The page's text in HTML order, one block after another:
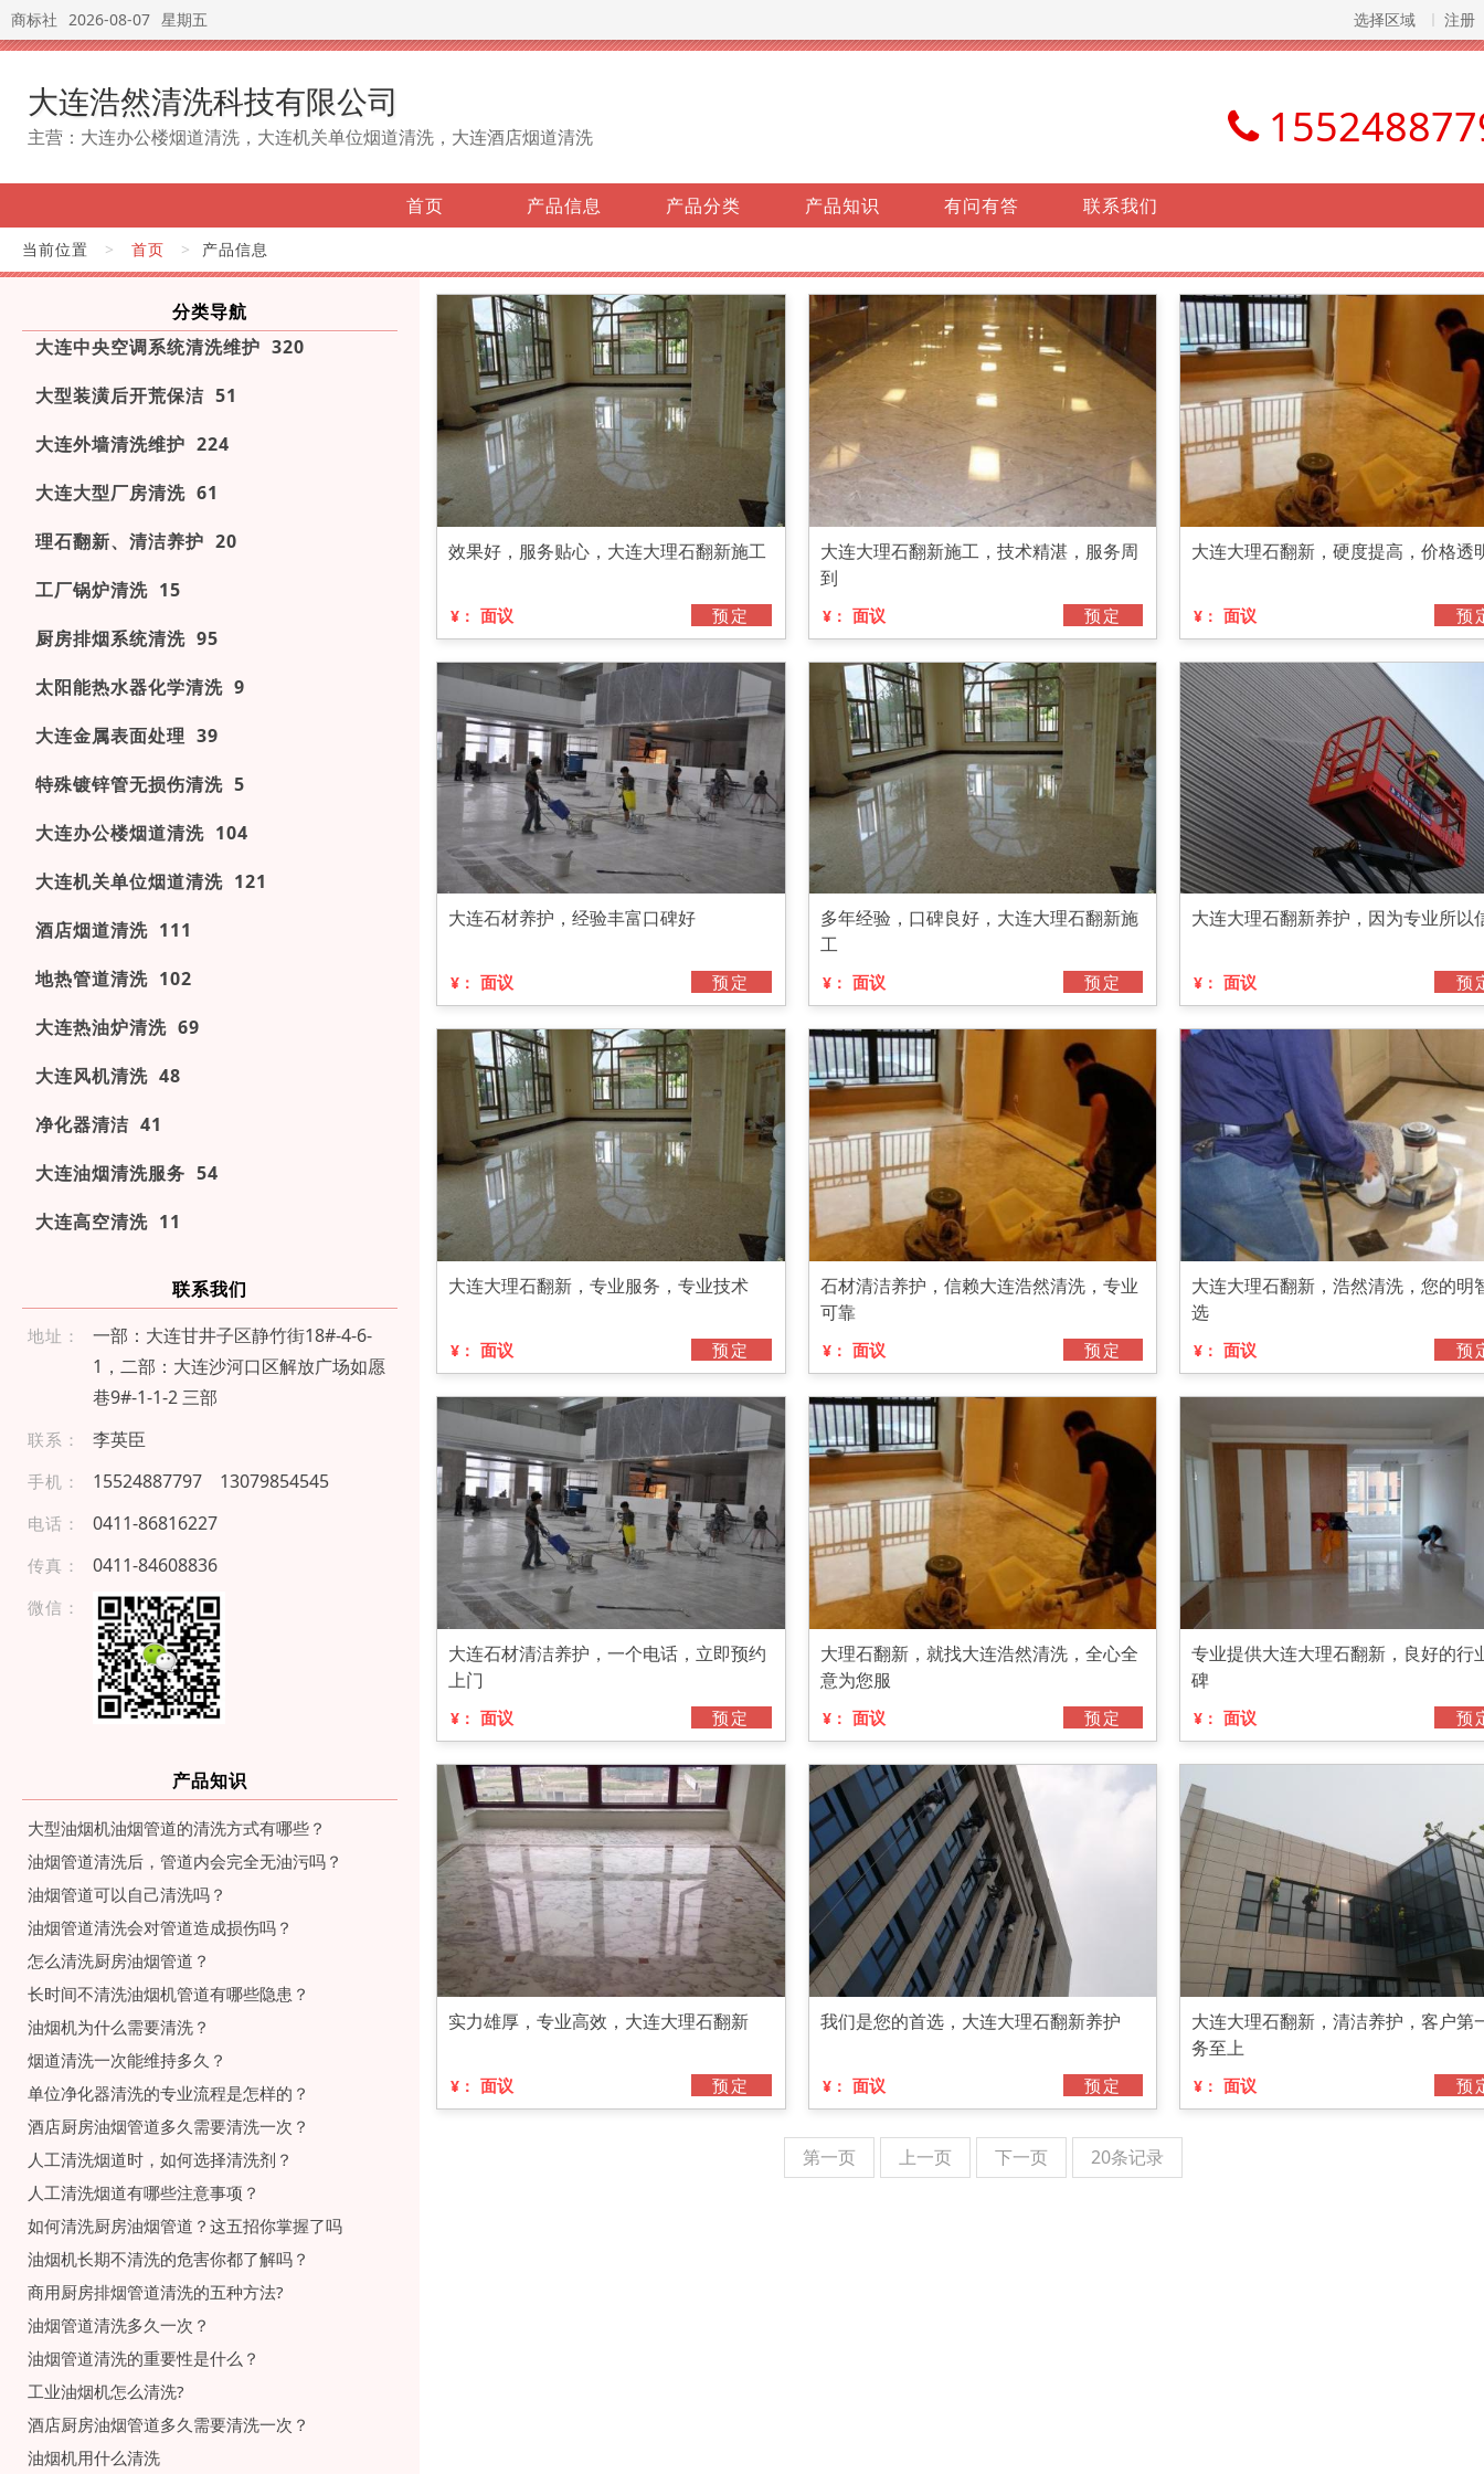
商标社 2026-08-07 星期五 选择区域 注册
大连浩然清洗科技有限公司
主营：大连办公楼烟道清洗，大连机关单位烟道清洗，大连酒店烟道清洗
首页 产品信息 产品分类 产品知识 有问有答 联系我们
当前位置 > 首页 > 产品信息
分类导航
大连中央空调系统清洗维护 320
大型装潢后开荒保洁 51
大连外墙清洗维护 224
大连大型厂房清洗 61
理石翻新、清洁养护 20
工厂锅炉清洗 15
厨房排烟系统清洗 95
太阳能热水器化学清洗 9
大连金属表面处理 39
特殊镀锌管无损伤清洗 5
大连办公楼烟道清洗 104
大连机关单位烟道清洗 121
酒店烟道清洗 111
地热管道清洗 102
大连热油炉清洗 69
大连风机清洗 48
净化器清洁 41
大连油烟清洗服务 54
大连高空清洗 11
联系我们
地址：
一部：大连甘井子区静竹街18#-4-6-
1，二部：大连沙河口区解放广场如愿
巷9#-1-1-2 三部
联系： 李英臣
手机： 1 5 524 8 87 797 1 30 798 5 4 545
电话： 04 11- 86 816 22 7
传真： 0 41 1-8 460 88 3 6
微信：
产品知识
大型油烟机油烟管道的清洗方式有哪些？
油烟管道清洗后，管道内会完全无油污吗？
油烟管道可以自己清洗吗？
油烟管道清洗会对管道造成损伤吗？
怎么清洗厨房油烟管道？
长时间不清洗油烟机管道有哪些隐患？
油烟机为什么需要清洗？
烟道清洗一次能维持多久？
单位净化器清洗的专业流程是怎样的？
酒店厨房油烟管道多久需要清洗一次？
人工清洗烟道时，如何选择清洗剂？
人工清洗烟道有哪些注意事项？
如何清洗厨房油烟管道？这五招你掌握了吗
油烟机长期不清洗的危害你都了解吗？
商用厨房排烟管道清洗的五种方法?
油烟管道清洗多久一次？
油烟管道清洗的重要性是什么？
工业油烟机怎么清洗?
酒店厨房油烟管道多久需要清洗一次？
油烟机用什么清洗
效果好，服务贴心，大连大理石翻新施工
¥： 面议 预定
大连大理石翻新施工，技术精湛，服务周
到
¥： 面议 预定
大连大理石翻新，硬度提高，价格透
¥： 面议 预
大连石材养护，经验丰富口碑好
¥： 面议 预定
多年经验，口碑良好，大连大理石翻新施
工
¥： 面议 预定
大连大理石翻新养护，因为专业所以
¥： 面议 预
大连大理石翻新，专业服务，专业技术
¥： 面议 预定
石材清洁养护，信赖大连浩然清洗，专业
可靠
¥： 面议 预定
大连大理石翻新，浩然清洗，您的明
选
¥： 面议 预
大连石材清洁养护，一个电话，立即预约
上门
¥： 面议 预定
大理石翻新，就找大连浩然清洗，全心全
意为您服
¥： 面议 预定
专业提供大连大理石翻新，良好的行
碑
¥： 面议 预
实力雄厚，专业高效，大连大理石翻新
¥： 面议 预定
我们是您的首选，大连大理石翻新养护
¥： 面议 预定
大连大理石翻新，清洁养护，客户第
务至上
¥： 面议 预
第一页 上一页 下一页 20条记录